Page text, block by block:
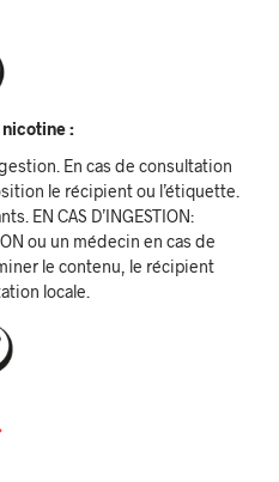
nicotine :
En cas de consultation
le récipient ou l’étiquette.
EN CAS D’INGESTION:
ou un médecin en cas de
le contenu, le récipient
locale.